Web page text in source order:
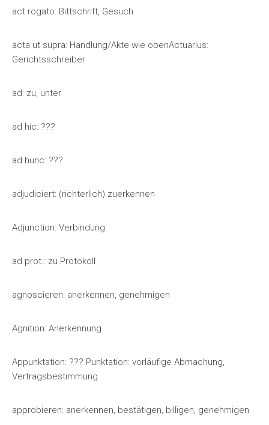
act rogato: Bittschrift, Gesuch
acta ut supra: Handlung/Akte wie obenActuarius:
Gerichtsschreiber
ad: zu, unter
ad hic: ???
ad hunc: ???
adjudiciert: (richterlich) zuerkennen
Adjunction: Verbindung
ad prot.: zu Protokoll
agnoscieren: anerkennen, genehmigen
Agnition: Anerkennung
Appunktation: ??? Punktation: vorläufige Abmachung,
Vertragsbestimmung
approbieren: anerkennen, bestätigen, billigen, genehmigen